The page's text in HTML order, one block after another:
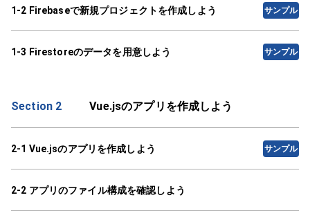
1-2 Firebaseで新規プロジェクトを作成しよう サンプル
1-3 Firestoreのデータを用意しよう サンプル
Section 2 Vue.jsのアプリを作成しよう
2-1 Vue.jsのアプリを作成しよう サンプル
2-2 アプリのファイル構成を確認しよう